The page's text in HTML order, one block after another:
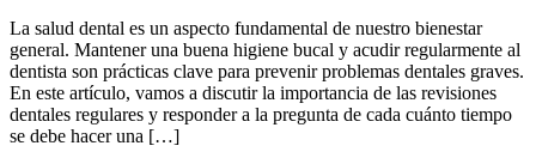
La salud dental es un aspecto fundamental de nuestro bienestar
general. Mantener una buena higiene bucal y acudir regularmente al
dentista son prácticas clave para prevenir problemas dentales graves.
En este artículo, vamos a discutir la importancia de las revisiones
dentales regulares y responder a la pregunta de cada cuánto tiempo
se debe hacer una […]